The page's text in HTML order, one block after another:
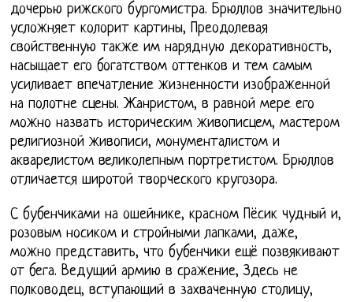
дочерью рижского бургомистра. Брюллов значительно
усложняет колорит картины, Преодолевая
свойственную также им нарядную декоративность,
насыщает его богатством оттенков и тем самым
усиливает впечатление жизненности изображенной
на полотне сцены. Жанристом, в равной мере его
можно назвать историческим живописцем, мастером
религиозной живописи, монументалистом и
акварелистом великолепным портретистом. Брюллов
отличается широтой творческого кругозора.
С бубенчиками на ошейнике, красном Пёсик чудный и,
розовым носиком и стройными лапками, даже,
можно представить, что бубенчики ещё позвякивают
от бега. Ведущий армию в сражение, Здесь не
полководец, вступающий в захваченную столицу,